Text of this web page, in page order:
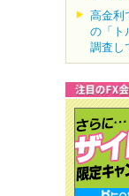
高金利
の「ト
調査し